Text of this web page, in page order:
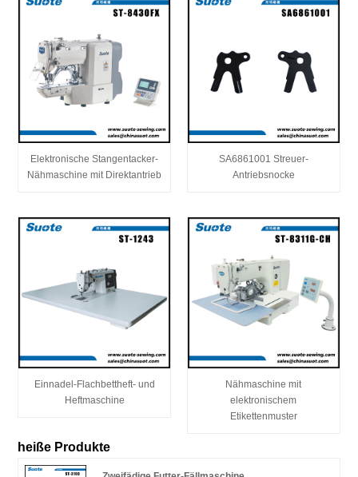
Elektronische Stangentacker-
Nähmaschine mit Direktantrieb
SA6861001 Streuer-
Antriebsnocke
Einnadel-Flachbettheft- und
Heftmaschine
Nähmaschine mit
elektronischem
Etikettenmuster
heiße Produkte